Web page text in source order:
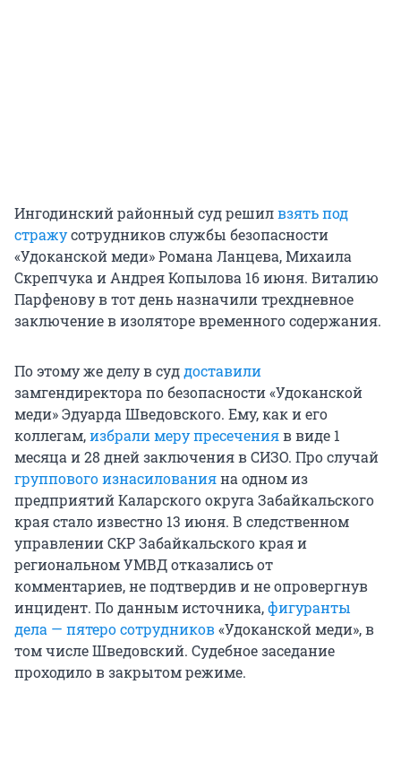
Ингодинский районный суд решилвзять под
стражусотрудников службы безопасности
«Удоканской меди» Романа Ланцева, Михаила
Скрепчука и Андрея Копылова 16 июня. Виталию
Парфенову в тот день назначили трехдневное
заключение в изоляторе временного содержания.
По этому же делу в суддоставили
замгендиректора по безопасности «Удоканской
меди» Эдуарда Шведовского. Ему, как и его
коллегам,избрали меру пресеченияв виде 1
месяца и 28 дней заключения в СИЗО. Про случай
группового изнасилованияна одном из
предприятий Каларского округа Забайкальского
края стало известно 13 июня. В следственном
управлении СКР Забайкальского края и
региональном УМВД отказались от
комментариев, не подтвердив и не опровергнув
инцидент. По данным источника,фигуранты
дела — пятеро сотрудников«Удоканской меди», в
том числе Шведовский. Судебное заседание
проходило в закрытом режиме.